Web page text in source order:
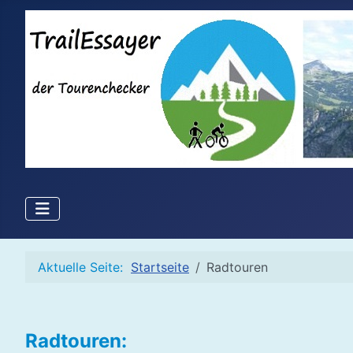
Aktuelle Seite: Startseite Radtouren
Radtouren: